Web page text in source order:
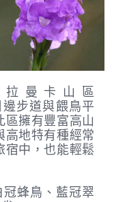
卡雲霧森